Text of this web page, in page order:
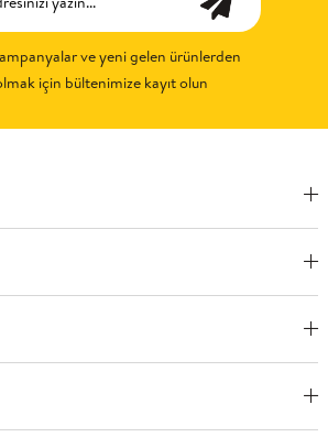
ve yeni gelen ürünlerden
için bültenimize kayıt olun